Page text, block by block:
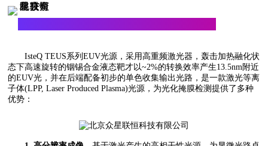
IsteQ TEUS系列EUV光源，采用高重频激光器，轰击加热融化状
态下高速旋转的铟锡合金液态靶才以~2%的转换效率产生13.5nm附近
的EUV光，并在后端配备初步的单色收集输出光路，是一款激光等离
子体(LPP, Laser Produced Plasma)光源，为光化掩膜检测提供了多种
优势：